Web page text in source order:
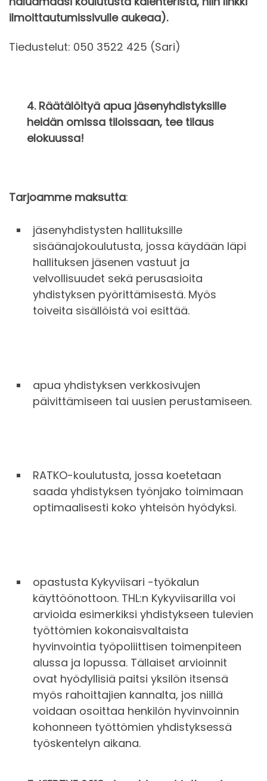
ilmoittautumissivulle aukeaa).
Tiedustelut: 050 3522 425 (Sari)
4. Räätälöityä apua jäsenyhdistyksille
heidän omissa tiloissaan, tee tilaus
elokuussa!
Tarjoamme maksutta:
jäsenyhdistysten hallituksille
sisäänajokoulutusta, jossa käydään läpi
hallituksen jäsenen vastuut ja
velvollisuudet sekä perusasioita
yhdistyksen pyörittämisestä. Myös
toiveita sisällöistä voi esittää.
apua yhdistyksen verkkosivujen
päivittämiseen tai uusien perustamiseen.
RATKO-koulutusta, jossa koetetaan
saada yhdistyksen työnjako toimimaan
optimaalisesti koko yhteisön hyödyksi.
opastusta Kykyviisari -työkalun
käyttöönottoon. THL:n Kykyviisarilla voi
arvioida esimerkiksi yhdistykseen tulevien
työttömien kokonaisvaltaista
hyvinvointia työpoliittisen toimenpiteen
alussa ja lopussa. Tällaiset arvioinnit
ovat hyödyllisiä paitsi yksilön itsensä
myös rahoittajien kannalta, jos niillä
voidaan osoittaa henkilön hyvinvoinnin
kohonneen työttömien yhdistyksessä
työskentelyn aikana.